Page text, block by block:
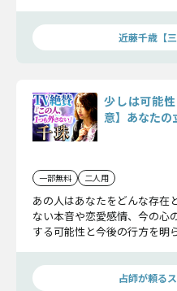
近藤千歳【
少しは可能
意】あなたの
一部無料 二人用
あの人はあなたをどんな存在
ない本音や恋愛感情、今の心
する可能性と今後の行方を明
占師が頼る